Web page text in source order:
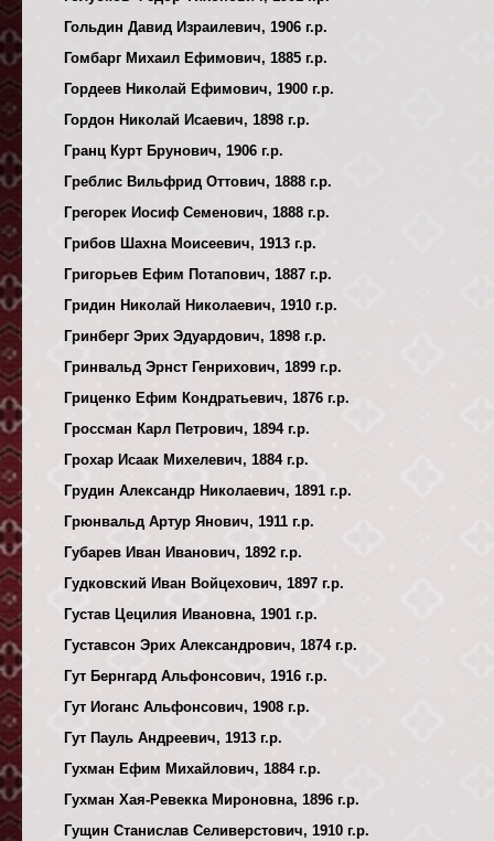
Гольдин Давид Израилевич, 1906 г.р.
Гомбарг Михаил Ефимович, 1885 г.р.
Гордеев Николай Ефимович, 1900 г.р.
Гордон Николай Исаевич, 1898 г.р.
Гранц Курт Брунович, 1906 г.р.
Греблис Вильфрид Оттович, 1888 г.р.
Грегорек Иосиф Семенович, 1888 г.р.
Грибов Шахна Моисеевич, 1913 г.р.
Григорьев Ефим Потапович, 1887 г.р.
Гридин Николай Николаевич, 1910 г.р.
Гринберг Эрих Эдуардович, 1898 г.р.
Гринвальд Эрнст Генрихович, 1899 г.р.
Гриценко Ефим Кондратьевич, 1876 г.р.
Гроссман Карл Петрович, 1894 г.р.
Грохар Исаак Михелевич, 1884 г.р.
Грудин Александр Николаевич, 1891 г.р.
Грюнвальд Артур Янович, 1911 г.р.
Губарев Иван Иванович, 1892 г.р.
Гудковский Иван Войцехович, 1897 г.р.
Густав Цецилия Ивановна, 1901 г.р.
Густавсон Эрих Александрович, 1874 г.р.
Гут Бернгард Альфонсович, 1916 г.р.
Гут Иоганс Альфонсович, 1908 г.р.
Гут Пауль Андреевич, 1913 г.р.
Гухман Ефим Михайлович, 1884 г.р.
Гухман Хая-Ревекка Мироновна, 1896 г.р.
Гущин Станислав Селиверстович, 1910 г.р.